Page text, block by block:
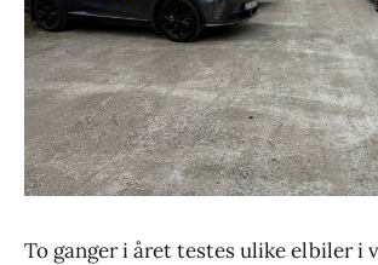
To ganger i året testes ulike elbiler i